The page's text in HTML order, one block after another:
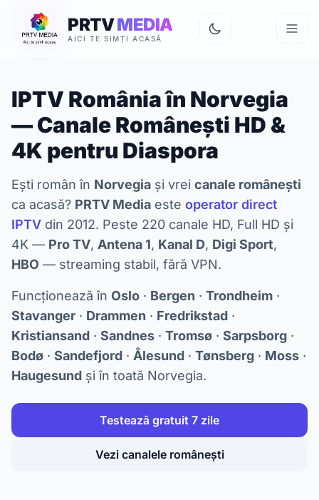
PRTVMEDIA
AICI TE SIMȚI ACASĂ
IPTV România în Norvegia
— Canale Românești HD &
4K pentru Diaspora
Ești român în Norvegia și vrei canale românești
ca acasă? PRTV Media este operator direct
IPTV din 2012. Peste 220 canale HD, Full HD și
4K — Pro TV, Antena 1, Kanal D, Digi Sport,
HBO — streaming stabil, fără VPN.
Funcționează în Oslo · Bergen · Trondheim ·
Stavanger · Drammen · Fredrikstad ·
Kristiansand · Sandnes · Tromsø · Sarpsborg ·
Bodø · Sandefjord · Ålesund · Tønsberg · Moss ·
Haugesund și în toată Norvegia.
Testează gratuit 7 zile
Vezi canalele românești